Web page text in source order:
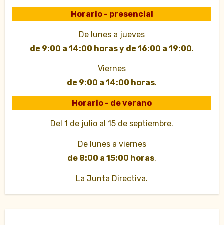
Horario - presencial
De lunes a jueves
de 9:00 a 14:00 horas y de 16:00 a 19:00.
Viernes
de 9:00 a 14:00 horas.
Horario - de verano
Del 1 de julio al 15 de septiembre.
De lunes a viernes
de 8:00 a 15:00 horas.
La Junta Directiva.